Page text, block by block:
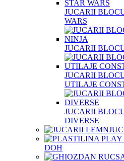
JUCARII
WARS
JUCARII
JUCARII
UTILAJE
JUCARII
DIVERSE
DOH